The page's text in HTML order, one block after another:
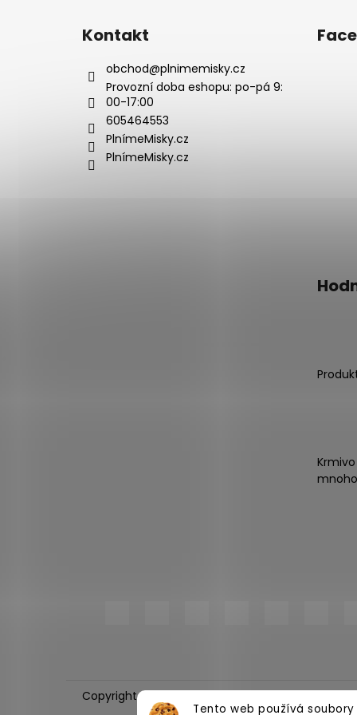
Tento web používá
Kontakt
obchod@plnimemisky.cz
Provozní doba eshopu: po-pá 9:
00-17:00
605464553
PlnímeMisky.cz
PlnímeMisky.cz
Copyright 2026PlnímeMisky.cz. Všechna